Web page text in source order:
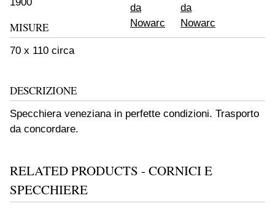
MISURE
70 x 110 circa
DESCRIZIONE
Specchiera veneziana in perfette condizioni. Trasporto
da concordare.
RELATED PRODUCTS - CORNICI E
SPECCHIERE